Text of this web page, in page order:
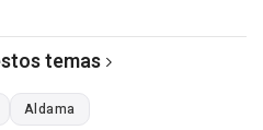
temas
Aldama